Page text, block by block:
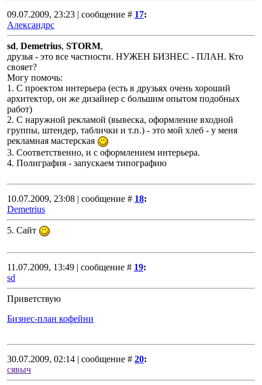
09.07.2009, 23:23 | сообщение # 17:
Александрс
sd, Demetrius, STORM,
друзья - это все частности. НУЖЕН БИЗНЕС - ПЛАН. Кто
свояет?
Могу помочь:
1. С проектом интерьера (есть в друзьях очень хороший
архитектор, он же дизайнер с большим опытом подобных
работ)
2. С наружной рекламой (вывеска, оформление входной
группы, штендер, таблички и т.п.) - это мой хлеб - у меня
рекламная мастерская
3. Соответственно, и с оформлением интерьера.
4. Полиграфия - запускаем типографию
10.07.2009, 23:08 | сообщение # 18:
Demetrius
5. Сайт
11.07.2009, 13:49 | сообщение # 19:
sd
Приветствую
Бизнес-план кофейни
30.07.2009, 02:14 | сообщение # 20:
сявыч